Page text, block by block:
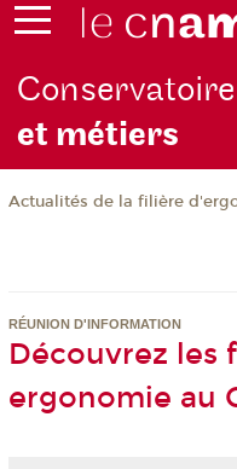
et métiers
Actualités de la filière
RÉUNION D'INFORMATION
Découvrez les
ergonomie au